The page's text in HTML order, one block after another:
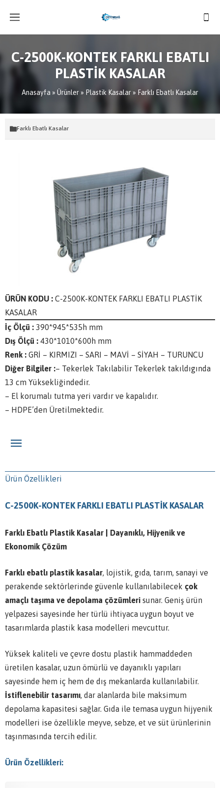
C-2500K-KONTEK FARKLI EBATLI
PLASTİK KASALAR
Anasayfa » Ürünler » Plastik Kasalar » Farklı Ebatlı Kasalar
Farklı Ebatlı Kasalar
ÜRÜN KODU : C-2500K-KONTEK FARKLI EBATLI PLASTİK
KASALAR
İç Ölçü : 390*945*535h mm
Dış Ölçü : 430*1010*600h mm
Renk : GRİ – KIRMIZI – SARI – MAVİ – SİYAH – TURUNCU
Diğer Bilgiler :– Tekerlek Takılabilir Tekerlek takıldıgında
13 cm Yüksekliğindedir.
– El korumalı tutma yeri vardır ve kapalıdır.
– HDPE’den Üretilmektedir.
Ürün Özellikleri
C-2500K-KONTEK FARKLI EBATLI PLASTİK KASALAR
Farklı Ebatlı Plastik Kasalar | Dayanıklı, Hijyenik ve
Ekonomik Çözüm
Farklı ebatlı plastik kasalar, lojistik, gıda, tarım, sanayi ve
perakende sektörlerinde güvenle kullanılabilecek çok
amaçlı taşıma ve depolama çözümleri sunar. Geniş ürün
yelpazesi sayesinde her türlü ihtiyaca uygun boyut ve
tasarımlarda plastik kasa modelleri mevcuttur.
Yüksek kaliteli ve çevre dostu plastik hammaddeden
üretilen kasalar, uzun ömürlü ve dayanıklı yapıları
sayesinde hem iç hem de dış mekanlarda kullanılabilir.
İstiflenebilir tasarımı, dar alanlarda bile maksimum
depolama kapasitesi sağlar. Gıda ile temasa uygun hijyenik
modelleri ise özellikle meyve, sebze, et ve süt ürünlerinin
taşınmasında tercih edilir.
Ürün Özellikleri: